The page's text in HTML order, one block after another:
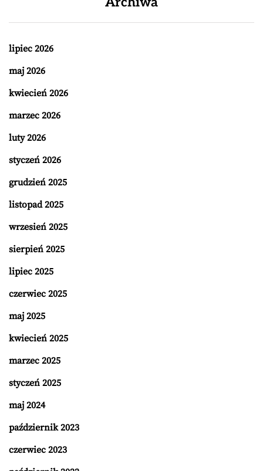
lipiec 2026
maj 2026
kwiecień 2026
marzec 2026
luty 2026
styczeń 2026
grudzień 2025
listopad 2025
wrzesień 2025
sierpień 2025
lipiec 2025
czerwiec 2025
maj 2025
kwiecień 2025
marzec 2025
styczeń 2025
maj 2024
październik 2023
czerwiec 2023